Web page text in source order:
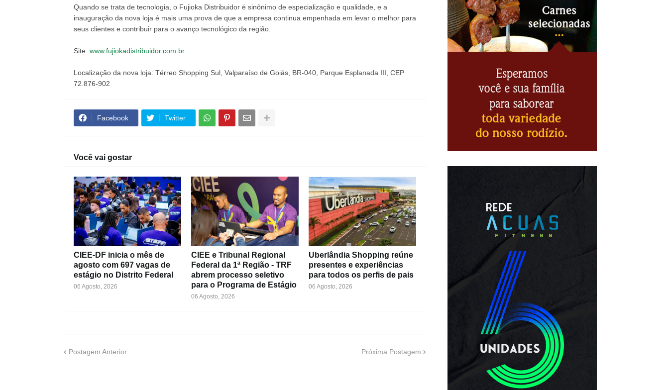
Quando se trata de tecnologia, o Fujioka Distribuidor é sinônimo de especialização e qualidade, e a
inauguração da nova loja é mais uma prova de que a empresa continua empenhada em levar o melhor para
seus clientes e contribuir para o avanço tecnológico da região.
Site: www.fujiokadistribuidor.com.br
Localização da nova loja: Térreo Shopping Sul, Valparaíso de Goiás, BR-040, Parque Esplanada III, CEP
72.876-902
Facebook Twitter
Você vai gostar
CIEE-DF inicia o mês de
agosto com 697 vagas de
estágio no Distrito Federal
06 Agosto, 2026
CIEE e Tribunal Regional
Federal da 1ª Região - TRF
abrem processo seletivo
para o Programa de Estágio
06 Agosto, 2026
Uberlândia Shopping reúne
presentes e experiências
para todos os perfis de pais
06 Agosto, 2026
Postagem Anterior Próxima Postagem